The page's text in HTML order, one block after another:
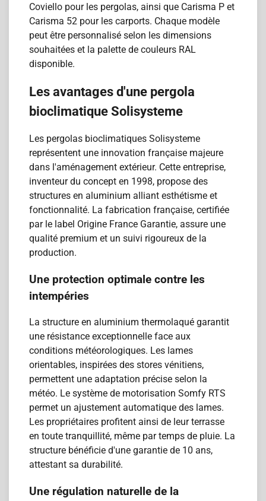
Coviello pour les pergolas, ainsi que Carisma P et
Carisma 52 pour les carports. Chaque modèle
peut être personnalisé selon les dimensions
souhaitées et la palette de couleurs RAL
disponible.
Les avantages d'une pergola
bioclimatique Solisysteme
Les pergolas bioclimatiques Solisysteme
représentent une innovation française majeure
dans l'aménagement extérieur. Cette entreprise,
inventeur du concept en 1998, propose des
structures en aluminium alliant esthétisme et
fonctionnalité. La fabrication française, certifiée
par le label Origine France Garantie, assure une
qualité premium et un suivi rigoureux de la
production.
Une protection optimale contre les
intempéries
La structure en aluminium thermolaqué garantit
une résistance exceptionnelle face aux
conditions météorologiques. Les lames
orientables, inspirées des stores vénitiens,
permettent une adaptation précise selon la
météo. Le système de motorisation Somfy RTS
permet un ajustement automatique des lames.
Les propriétaires profitent ainsi de leur terrasse
en toute tranquillité, même par temps de pluie. La
structure bénéficie d'une garantie de 10 ans,
attestant sa durabilité.
Une régulation naturelle de la